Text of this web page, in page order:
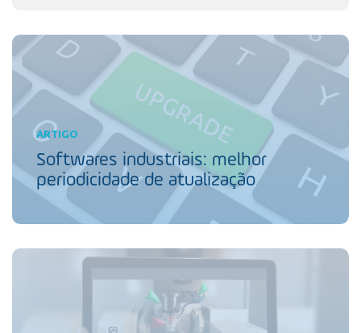
ARTIGO
Softwares industriais: melhor
periodicidade de atualização